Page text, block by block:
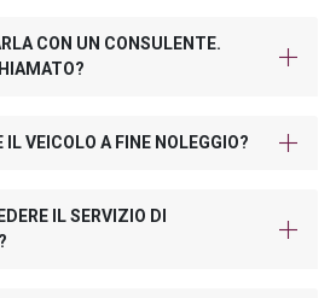
CON UN CONSULENTE.
IL VEICOLO A FINE NOLEGGIO?
IL SERVIZIO DI